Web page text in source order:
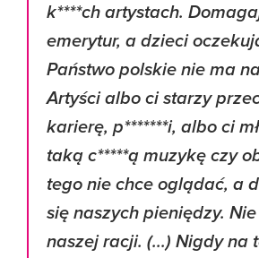
k****ch artystach.
emerytur, a dzieci
Państwo polskie nie ma
Artyści albo ci starzy
karierę, p*******i, albo ci
taką c*****ą muzykę czy
tego nie chce oglądać, a
się naszych pieniędzy.
naszej racji. (...) Nigdy na